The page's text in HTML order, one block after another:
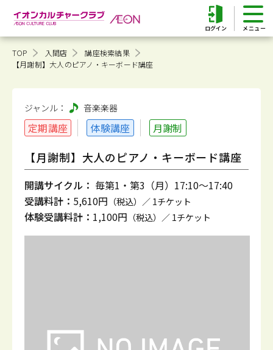
ログイン
TOP 入間店
講座検索結果
【月謝制】大人のピアノ・キーボード講座
ジャンル： 音楽楽器
定期講座 体験講座 月謝制
【月謝制】大人のピアノ・キーボード講座
開講サイクル： 毎第1・第3（月）17:10～17:40
受講料計： 5,610円 （税込）／ 1チケット
体験受講料計： 1,100円 （税込）／ 1チケット